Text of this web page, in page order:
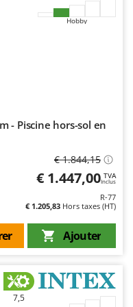
Hobby
- Piscine hors-sol en
€ 1.844,15
€ 1.447,00 TVA
Inclus
R-77
€ 1.205,83 Hors taxes (HT)
Ajouter
7,5